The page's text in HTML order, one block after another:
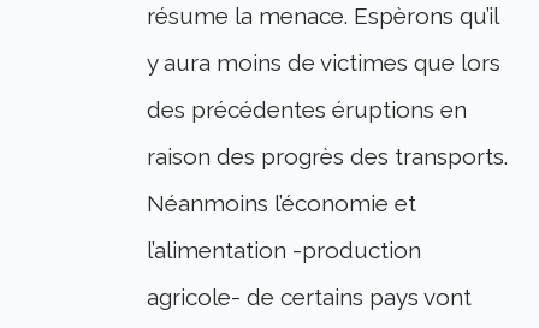
résume la menace. Espèrons qu’il
y aura moins de victimes que lors
des précédentes éruptions en
raison des progrès des transports.
Néanmoins l’économie et
l’alimentation -production
agricole- de certains pays vont